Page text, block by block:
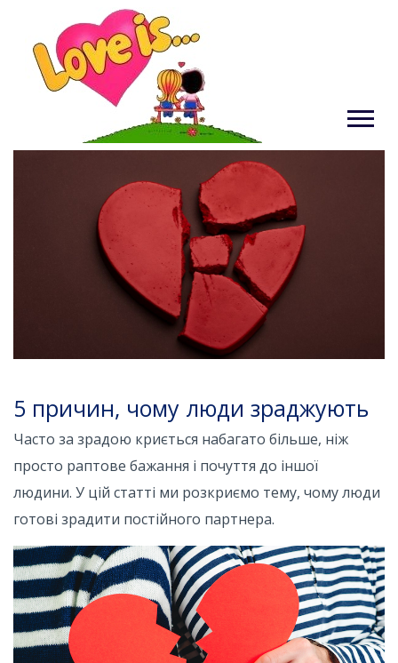
5 причин, чому люди зраджують
Часто за зрадою криється набагато більше, ніж
просто раптове бажання і почуття до іншої
людини. У цій статті ми розкриємо тему, чому люди
готові зрадити постійного партнера.